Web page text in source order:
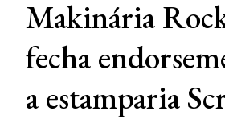
Makinária
fecha
a estamparia